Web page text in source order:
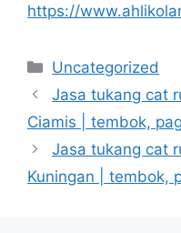
https://
Categories
Uncategorized
Jasa tukang cat
Ciamis | tembok,
Jasa tukang cat
Kuningan | tembok,